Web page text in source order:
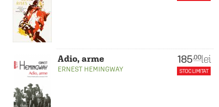
Adio, arme
ERNEST HEMINGWAY
185.00lei
STOC LIMITAT